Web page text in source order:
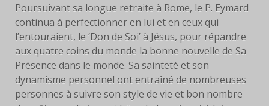
Poursuivant sa longue retraite à Rome, le P. Eymard
continua à perfectionner en lui et en ceux qui
l’entouraient, le ‘Don de Soi’ à Jésus, pour répandre
aux quatre coins du monde la bonne nouvelle de Sa
Présence dans le monde. Sa sainteté et son
dynamisme personnel ont entraîné de nombreuses
personnes à suivre son style de vie et bon nombre